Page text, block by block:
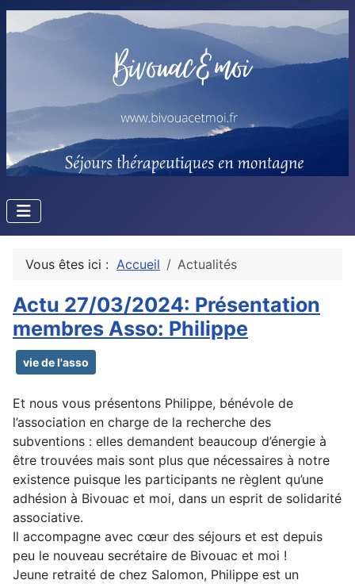
Vous êtes ici : Accueil Actualités
Actu 27/03/2024: Présentation
membres Asso: Philippe
vie de l'asso
Et nous vous présentons Philippe, bénévole de
l’association en charge de la recherche des
subventions : elles demandent beaucoup d’énergie à
être trouvées mais sont plus que nécessaires à notre
existence puisque les participants ne règlent qu’une
adhésion à Bivouac et moi, dans un esprit de solidarité
associative.
Il accompagne avec cœur des séjours et est depuis
peu le nouveau secrétaire de Bivouac et moi !
Jeune retraité de chez Salomon, Philippe est un